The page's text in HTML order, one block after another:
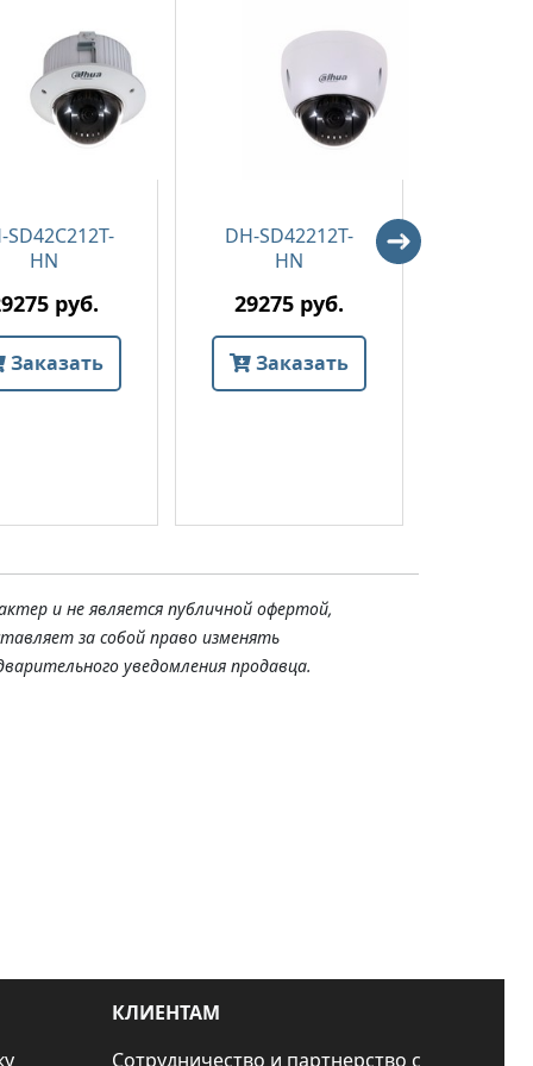
SD42C212T-
HN
руб.
Заказать
DH-SD42212T-
HN
29275 руб.
Заказать
и не является публичной офертой,
за собой право изменять
уведомления продавца.
КЛИЕНТАМ
Сотрудничество и партнерство с